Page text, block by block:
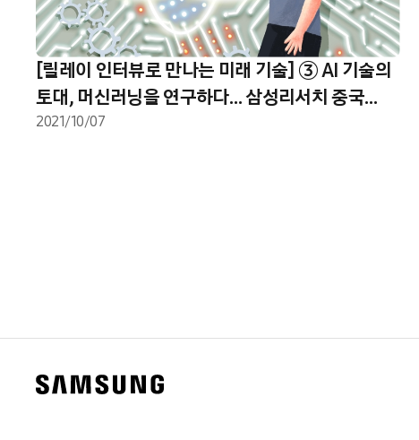
[릴레이 인터뷰로 만나는 미래 기술] ③ AI 기술의
토대, 머신러닝을 연구하다… 삼성리서치 중국
베이징 연구소
2021/10/07